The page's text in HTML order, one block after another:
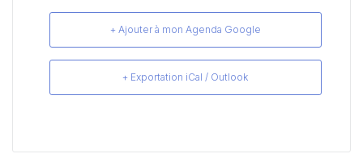
+ Ajouter à mon Agenda Google
+ Exportation iCal / Outlook